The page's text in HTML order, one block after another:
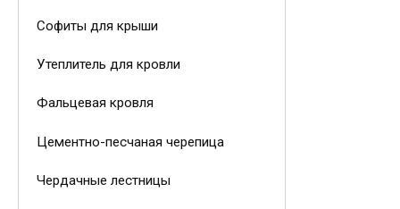
Софиты для крыши
Утеплитель для кровли
Фальцевая кровля
Цементно-песчаная черепица
Чердачные лестницы